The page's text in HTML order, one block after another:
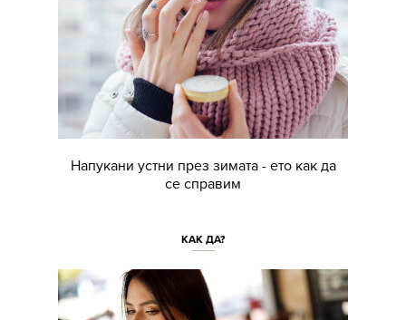
Напукани устни през зимата - ето как да
се справим
КАК ДА?